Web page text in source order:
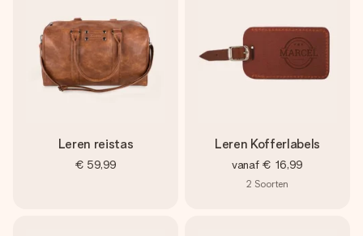
Leren reistas
€ 59,99
Leren Kofferlabels
vanaf € 16,99
2 Soorten